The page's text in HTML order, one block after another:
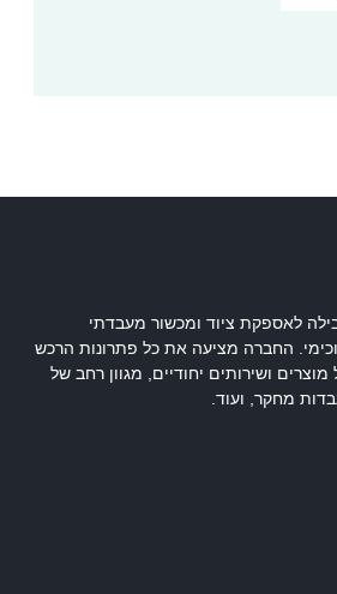
לאספקת ציוד ומכשור מעבדתי
החברה מציעה את כל פתרונות הרכש
ושירותים יחודיים, מגוון רחב של
מחקר, ועוד.